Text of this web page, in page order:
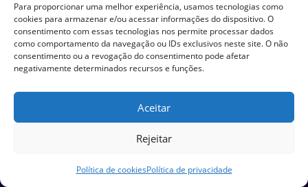
Para proporcionar uma melhor experiência, usamos tecnologias como
cookies para armazenar e/ou acessar informações do dispositivo. O
consentimento com essas tecnologias nos permite processar dados
como comportamento da navegação ou IDs exclusivos neste site. O não
consentimento ou a revogação do consentimento pode afetar
negativamente determinados recursos e funções.
Aceitar
Rejeitar
Política de cookiesPolítica de privacidade
FALAR COM NOSSA EQUIPE
SOLICITAR PROPOSTA PELO
WHATSAPP
→